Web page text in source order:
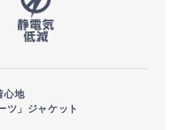
心地
ツ」ジャケット